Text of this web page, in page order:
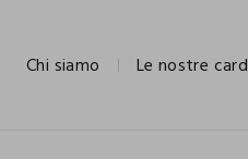
Chi siamo Le nostre card